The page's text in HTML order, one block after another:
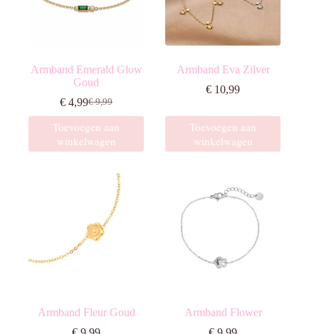
op
productpagina
Armband Emerald Glow
Goud
€9,99
Oorspronkelijke
prijs
was:
€ 9,99.
€ 4,99Huidige
prijs
is:
€ 4,99.
Toevoegen aan
winkelwagen
Armband Eva Zilver
€ 10,99
Toevoegen aan
winkelwagen
Armband Fleur Goud
Armband Flower